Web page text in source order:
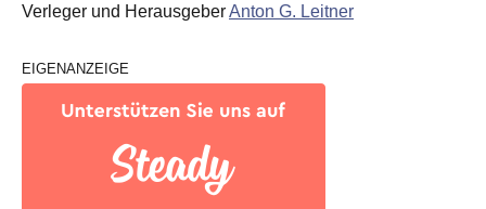
Verleger und HerausgeberAnton G. Leitner
EIGENANZEIGE